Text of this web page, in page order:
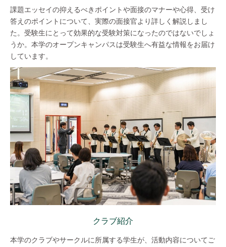
課題エッセイの抑えるべきポイントや面接のマナーや心得、受け
答えのポイントについて、実際の面接官より詳しく解説しまし
た。受験生にとって効果的な受験対策になったのではないでしょ
うか。本学のオープンキャンパスは受験生へ有益な情報をお届け
しています。
クラブ紹介
本学のクラブやサークルに所属する学生が、活動内容についてご